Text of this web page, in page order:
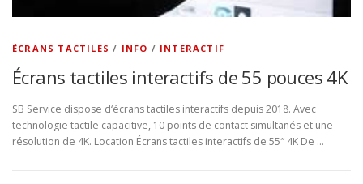
ÉCRANS TACTILES / INFO / INTERACTIF
Écrans tactiles interactifs de 55 pouces 4K
SB Service dispose d‘écrans tactiles interactifs depuis 2018. Avec
technologie tactile capacitive, 10 points de contact simultanés et une
résolution de 4K. Location Écrans tactiles interactifs de 55″ 4K De …